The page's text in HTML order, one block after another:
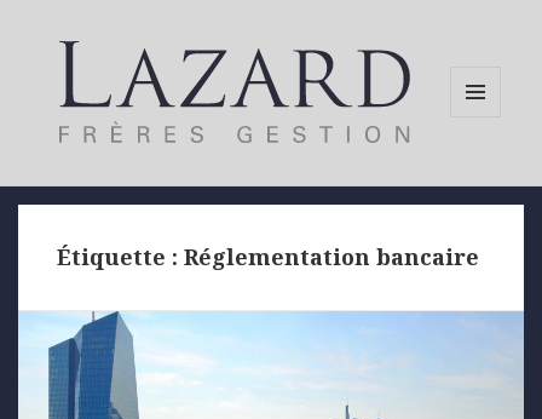
Étiquette :Réglementation bancaire